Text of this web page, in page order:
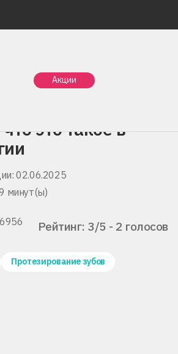
Акции
в стоматологии
это такое в
02.06.2025
минут(ы)
Рейтинг: 3/5 - 2 голосов
Протезирование зубов